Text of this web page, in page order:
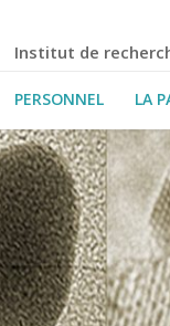
Institut de
PERSONNEL LA